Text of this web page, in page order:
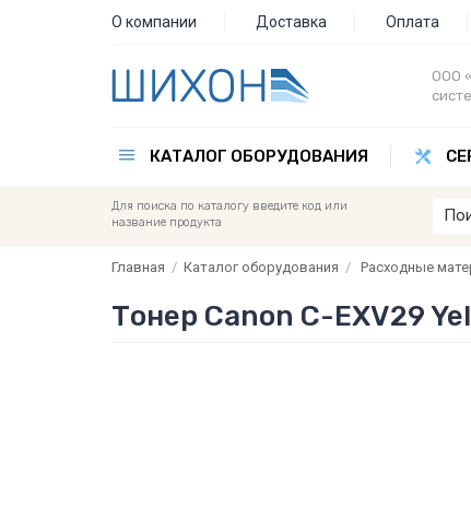
О компании Доставка Оплата
ООО
КАТАЛОГ ОБОРУДОВАНИЯ
Для поиска по каталогу введите код или
название продукта
Главная / Каталог оборудования / Расходные
Тонер Canon C-EXV29